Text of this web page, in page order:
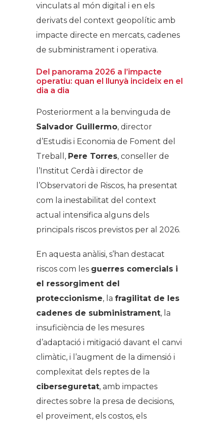
vinculats al món digital i en els
derivats del context geopolític amb
impacte directe en mercats, cadenes
de subministrament i operativa.
Del panorama 2026 a l’impacte
operatiu: quan el llunyà incideix en el
dia a dia
Posteriorment a la benvinguda de
Salvador Guillermo, director
d’Estudis i Economia de Foment del
Treball, Pere Torres, conseller de
l’Institut Cerdà i director de
l’Observatori de Riscos, ha presentat
com la inestabilitat del context
actual intensifica alguns dels
principals riscos previstos per al 2026.
En aquesta anàlisi, s’han destacat
riscos com les guerres comercials i
el ressorgiment del
proteccionisme, la fragilitat de les
cadenes de subministrament, la
insuficiència de les mesures
d’adaptació i mitigació davant el canvi
climàtic, i l’augment de la dimensió i
complexitat dels reptes de la
ciberseguretat, amb impactes
directes sobre la presa de decisions,
el proveïment, els costos, els